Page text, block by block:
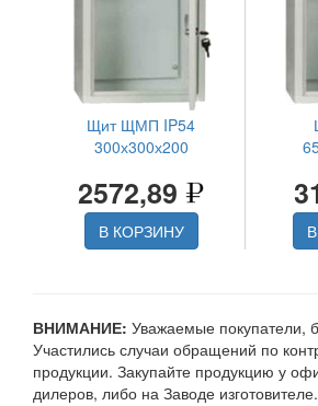
Щит ЩМП IP54
300х300х200
2572,89
В КОРЗИНУ
ВНИМАНИЕ: Уважаемые покупатели,
Участились случаи обращений по
продукции. Закупайте продукцию у
дилеров, либо на Заводе изготовителе.